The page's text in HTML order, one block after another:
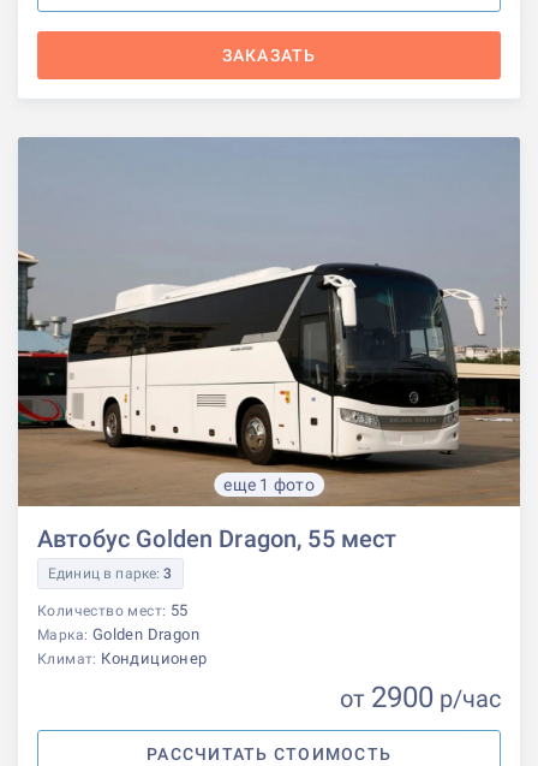
ЗАКАЗАТЬ
еще 1 фото
Автобус Golden Dragon, 55 мест
Единиц в парке:3
Количество мест: 55
Марка: Golden Dragon
Климат: Кондиционер
от 2900 р/час
РАССЧИТАТЬ СТОИМОСТЬ